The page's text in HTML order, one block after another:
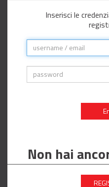
Inserisci le
Non hai